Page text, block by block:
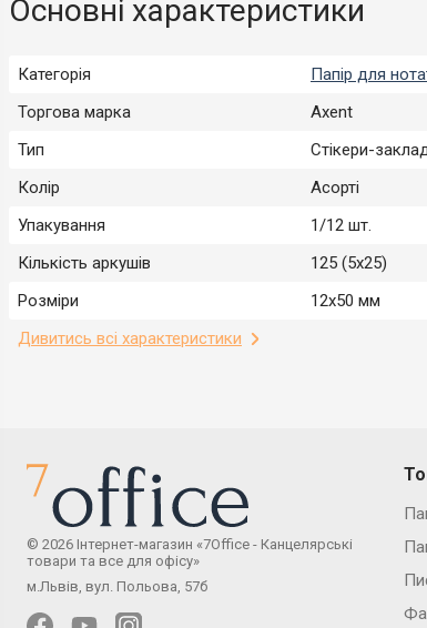
Основні характеристики
Категорія
Папір для
Торгова марка
Axent
Тип
Стікери-
Колір
Асорті
Упакування
1/12 шт.
Кількість аркушів
125 (5x25)
Розміри
12x50 мм
Дивитись всі характеристики
© 2026 Інтернет-магазин «7Office - Канцелярські
товари та все для офісу»
м.Львів, вул. Польова, 57б